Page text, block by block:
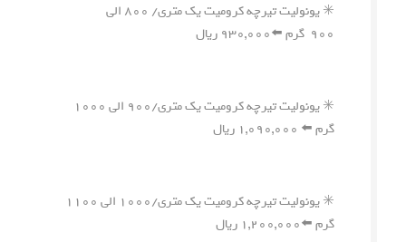
✳️ یونولیت تیرچه کرومیت یک متری/ ۸۰۰ الی
۹۰۰ گرم ⬅️۹۳۰,۰۰۰ ریال
✳️ یونولیت تیرچه کرومیت یک متری/۹۰۰ الی ۱۰۰۰
گرم ⬅️ ۱,۰۹۰,۰۰۰ ریال
✳️ یونولیت تیرچه کرومیت یک متری/۱۰۰۰ الی ۱۱۰۰
گرم ⬅️۱,۲۰۰,۰۰۰ ریال